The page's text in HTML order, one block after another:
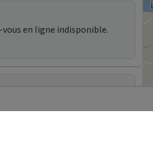
vous en ligne indisponible.